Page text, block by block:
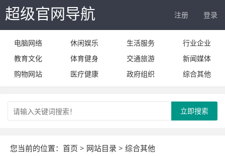
超级官网导航 注册 登录
电脑网络 休闲娱乐 生活服务
行业企业
教育文化
体育健身 交通旅游
新闻媒体
购物网站
医疗健康 政府组织 综合其他
立即搜索
您当前的位置： 首页 > 网站目录 > 综合其他